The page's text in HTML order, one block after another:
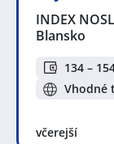
INDEX
Blansko
134 –
Vhodné
včerejší